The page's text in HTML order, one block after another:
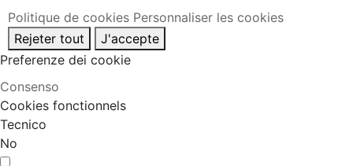
Politique de cookies Personnaliser les cookies
Rejeter tout
J'accepte
Preferenze dei cookie
Consenso
Cookies fonctionnels
Tecnico
No